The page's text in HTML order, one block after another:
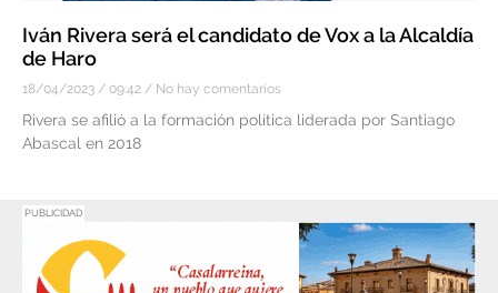
Iván Rivera será el candidato de Vox a la Alcaldía
de Haro
18/04/2023 09:42 No hay comentarios
Rivera se afilió a la formación política liderada por Santiago
Abascal en 2018
PUBLICIDAD